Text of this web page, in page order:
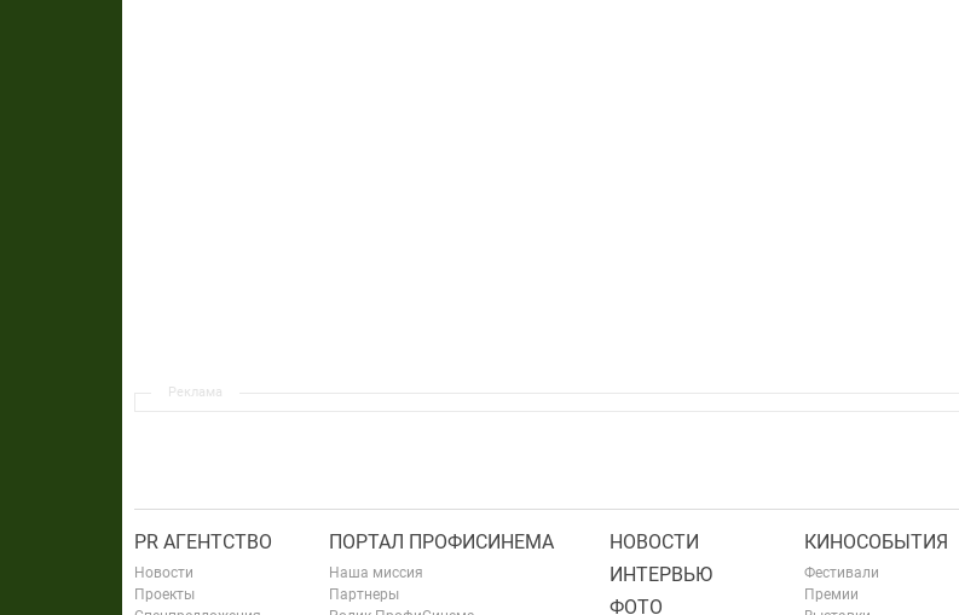
Реклама
PR АГЕНТСТВО
Новости
Проекты
ПОРТАЛ ПРОФИСИНЕМА
Наша миссия
Партнеры
НОВОСТИ
ИНТЕРВЬЮ
ФОТО
КИНОСОБЫТИЯ
Фестивали
Премии